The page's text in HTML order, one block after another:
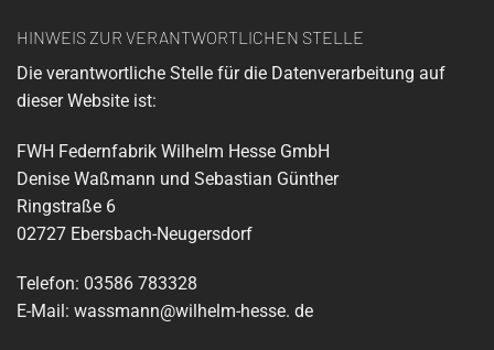
HINWEIS ZUR VERANTWORTLICHEN STELLE
Die verantwortliche Stelle für die Datenverarbeitung auf
dieser Website ist:
FWH Federnfabrik Wilhelm Hesse GmbH
Denise Waßmann und Sebastian Günther
Ringstraße 6
02727 Ebersbach-Neugersdorf
Telefon: 03586 783328
E-Mail: wassmann@wilhelm-hesse. de